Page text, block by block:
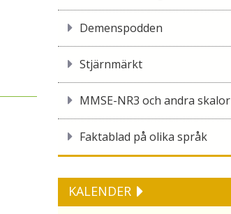
Demenspodden
Stjärnmärkt
MMSE-NR3 och andra skalor
Faktablad på olika språk
KALENDER